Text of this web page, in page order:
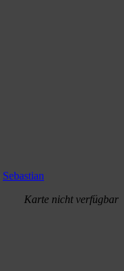
Sebastian
Karte nicht verfügbar